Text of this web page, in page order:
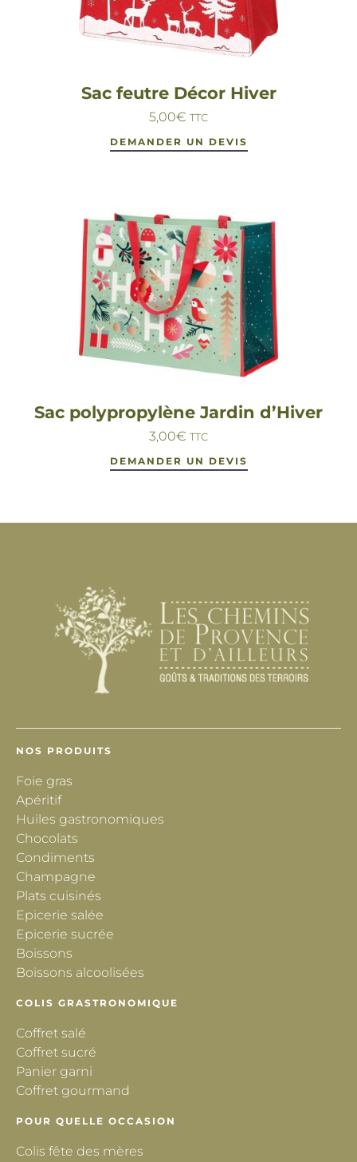
Sac feutre Décor Hiver
5,00€ TTC
DEMANDER UN DEVIS
Sac polypropylène Jardin d’Hiver
3,00€ TTC
DEMANDER UN DEVIS
NOS PRODUITS
Foie gras
Apéritif
Huiles gastronomiques
Chocolats
Condiments
Champagne
Plats cuisinés
Epicerie salée
Epicerie sucrée
Boissons
Boissons alcoolisées
COLIS GRASTRONOMIQUE
Coffret salé
Coffret sucré
Panier garni
Coffret gourmand
POUR QUELLE OCCASION
Colis fête des mères